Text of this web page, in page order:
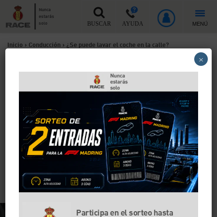
Nunca
estarás
solo
BUSCAR AYUDA MENÚ
Inicio > Conducción > ¿Se puede lavar el coche en la calle?
¿Se puede lavar el coche en
Lavar el coche en la calle puede salir muy caro.
Aunque no existe una ley estatal que lo prohíba, el
Reglamento General de Circulación y muchas
ordenanzas municipales sancionan los vertidos en la
vía pública. Analizamos qué dice la norma, de cuánto
pueden ser las multas, en qué casos es legal hacerlo
y cómo afecta la forma en que se haga dicha limpieza.
Participa en el sorteo hasta
×